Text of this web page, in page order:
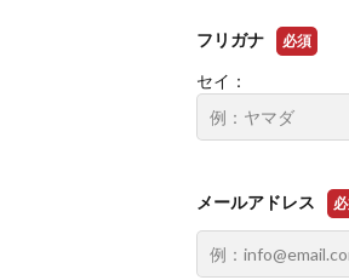
フリガナ 必須
セイ：
メールアドレス